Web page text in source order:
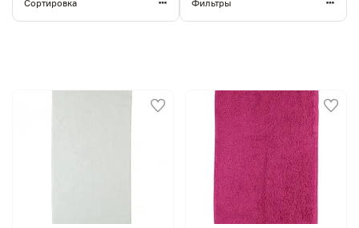
Сортировка Фильтры